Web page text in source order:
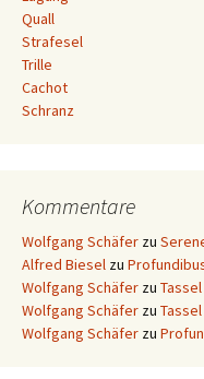
Quall
Strafesel
Trille
Cachot
Schranz
Kommentare
Wolfgang Schäfer zu
Alfred Biesel zu
Wolfgang Schäfer zu Tassel
Wolfgang Schäfer zu Tassel
Wolfgang Schäfer zu